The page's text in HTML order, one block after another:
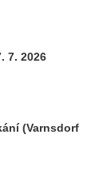
7. 2026
(Varnsdorf